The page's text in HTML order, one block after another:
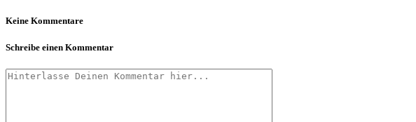
Keine Kommentare
Schreibe einen Kommentar